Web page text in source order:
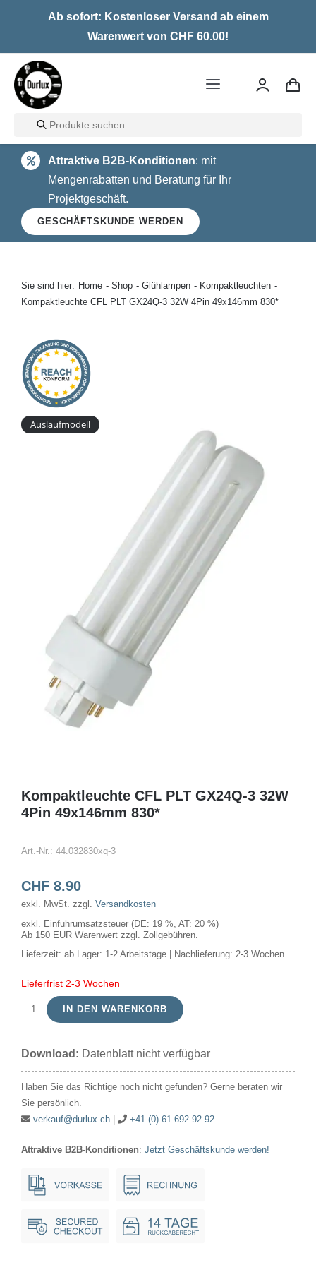
Ab sofort: Kostenloser Versand ab einem
Warenwert von CHF 60.00!
Toggle
Home
LED
Halogen
Glühlampen
Kontakt
Products
search
Attraktive B2B-Konditionen: mit
Mengenrabatten und Beratung für Ihr
Projektgeschäft.
GESCHÄFTSKUNDE WERDEN
Sie sind hier: Home Shop Glühlampen
Kompaktleuchten
Kompaktleuchte CFL PLT GX24Q-3 32W 4Pin 49x146mm 830*
Auslaufmodell
Kompaktleuchte CFL PLT GX24Q-3 32W
4Pin 49x146mm 830*
Art.-Nr.: 44.032830xq-3
CHF8.90
exkl. MwSt. zzgl. Versandkosten
exkl. Einfuhrumsatzsteuer (DE: 19 %, AT: 20 %)
Ab 150 EUR Warenwert zzgl. Zollgebühren.
Lieferzeit: ab Lager: 1-2 Arbeitstage | Nachlieferung: 2-3 Wochen
Lieferfrist 2-3 Wochen
Kompaktleuchte
PLT
32W
49x146mm
830*
Menge
IN DEN WARENKORB
Download: Datenblatt nicht verfügbar
Haben Sie das Richtige noch nicht gefunden? Gerne beraten wir
Sie persönlich.
verkauf@durlux.ch| +41 (0) 61 692 92 92
Attraktive B2B-Konditionen: Jetzt Geschäftskunde werden!